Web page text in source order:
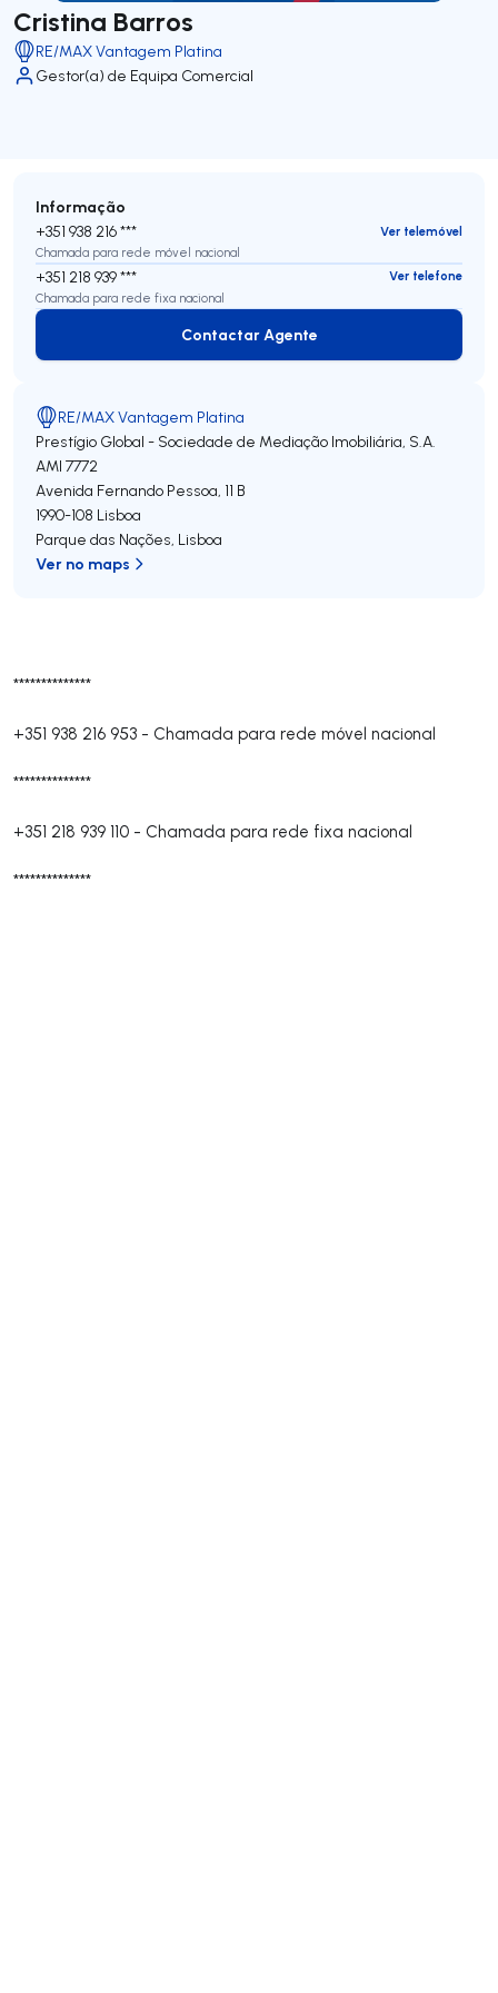
Cristina Barros
RE/MAX Vantagem Platina
Gestor(a) de Equipa Comercial
**************
+351 938 216 953 - Chamada para rede móvel nacional
**************
+351 218 939 110 - Chamada para rede fixa nacional
**************
Informação
+351 938 216 ***
Ver telemóvel
Chamada para rede móvel nacional
+351 218 939 ***
Ver telefone
Chamada para rede fixa nacional
Contactar Agente
Contactar Agente
RE/MAX Vantagem Platina
Prestígio Global - Sociedade de Mediação Imobiliária, S.A.
AMI 7772
Avenida Fernando Pessoa, 11 B
1990-108 Lisboa
Parque das Nações, Lisboa
Ver no maps